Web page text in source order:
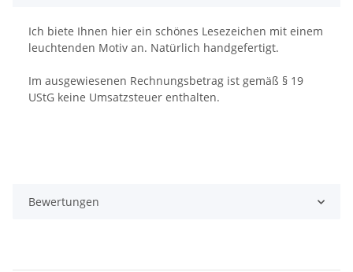
Ich biete Ihnen hier ein schönes Lesezeichen mit einem
leuchtenden Motiv an. Natürlich handgefertigt.
Im ausgewiesenen Rechnungsbetrag ist gemäß § 19
UStG keine Umsatzsteuer enthalten.
Bewertungen